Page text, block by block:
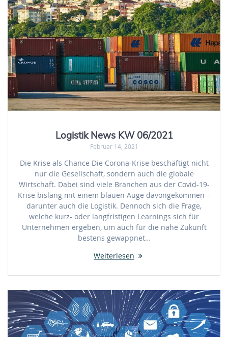
Logistik News KW 06/2021
Februar 14, 2021
Die Krise als Chance Die Corona-Krise beschäftigt nicht
nur die Gesellschaft, sondern auch die globale
Wirtschaft. Dabei sind viele Branchen aus der Covid-19-
Krise bislang mit einem blauen Auge davongekommen –
darunter auch die Logistik. Dennoch sich die Frage,
welche kurz- oder langfristigen Learnings sich für
Unternehmen ergeben, um auch für die nahe Zukunft
bestens gewappnet…
Weiterlesen